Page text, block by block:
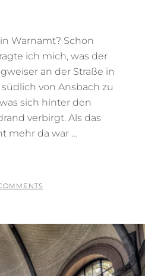
Warnamt? Schon
ich mich, was der
an der Straße in
von Ansbach zu
sich hinter den
verbirgt. Als das
mehr da war …